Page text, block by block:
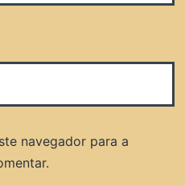
navegador para a